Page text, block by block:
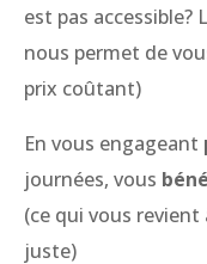
est pas accessible?
nous permet de
prix coûtant)
En vous engageant
journées, vous
(ce qui vous revient
juste)